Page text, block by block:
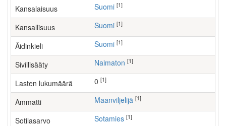
Kansalaisuus Suomi [1]
Kansallisuus Suomi [1]
Äidinkieli Suomi [1]
Siviilisääty Naimaton [1]
Lasten lukumäärä [1]
Ammatti maanviljelijä [1]
Sotilasarvo Sotamies [1]